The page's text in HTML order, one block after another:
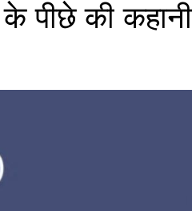
पीछे की कहानी